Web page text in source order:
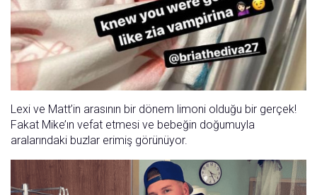
Lexi ve Matt’in arasının bir dönem limoni olduğu bir gerçek!
Fakat Mike’ın vefat etmesi ve bebeğin doğumuyla
aralarındaki buzlar erimiş görünüyor.